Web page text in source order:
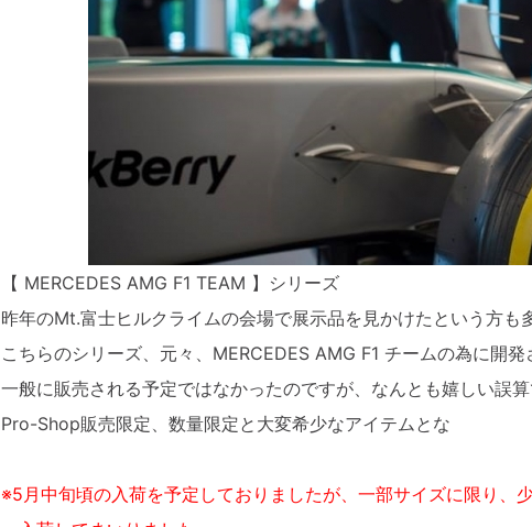
【 MERCEDES AMG F1 TEAM 】シリーズ
昨年のMt.富士ヒルクライムの会場で展示品を見かけたという方も
こちらのシリーズ、元々、MERCEDES AMG F1 チームの為に開発
一般に販売される予定ではなかったのですが、なんとも嬉しい誤算
Pro-Shop販売限定、数量限定と大変希少なアイテムとな
※5月中旬頃の入荷を予定しておりましたが、一部サイズに限り、